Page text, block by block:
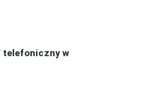
telefoniczny w